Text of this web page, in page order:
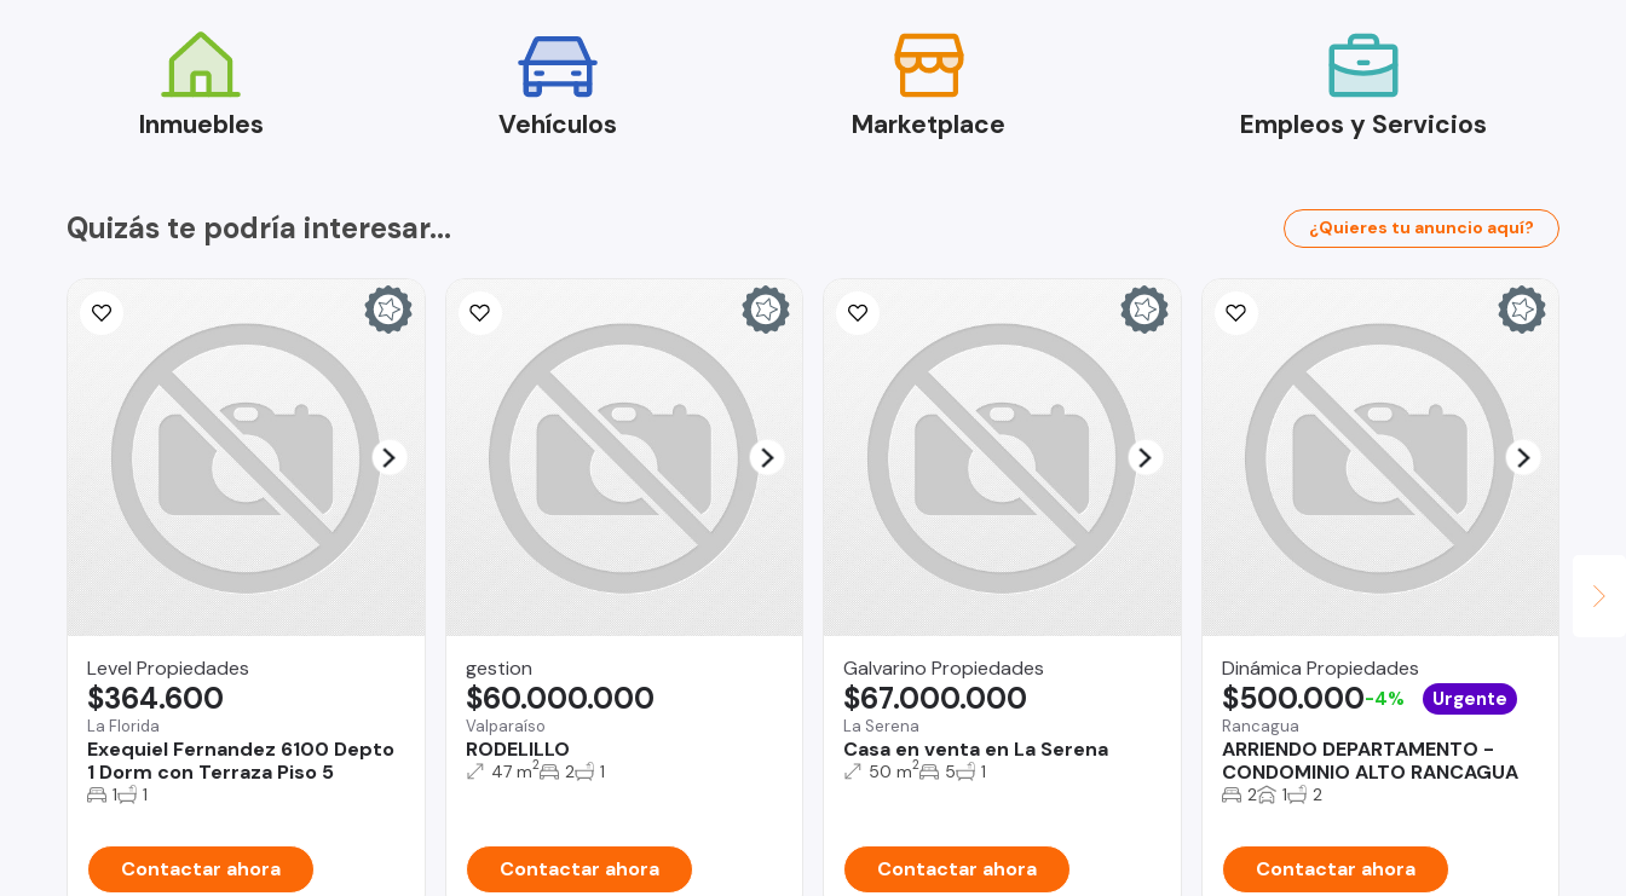
Inmuebles Vehículos Marketplace Empleos y Servicios
Quizás te podría interesar... ¿Quieres tu anuncio aquí?
Level Propiedades
La Florida
Exequiel Fernandez 6100 Depto
1 Dorm con Terraza Piso 5
$364.600
1 1
Contactar ahora
gestion
Valparaíso
RODELILLO
$60.000.000
47 m2 2 1
Contactar ahora
Galvarino Propiedades
La Serena
Casa en venta en La Serena
$67.000.000
50 m2 5 1
Contactar ahora
Dinámica Propiedades
Rancagua
ARRIENDO DEPARTAMENTO -
CONDOMINIO ALTO RANCAGUA
$500.000-4% Urgente
2 1 2
Contactar ahora